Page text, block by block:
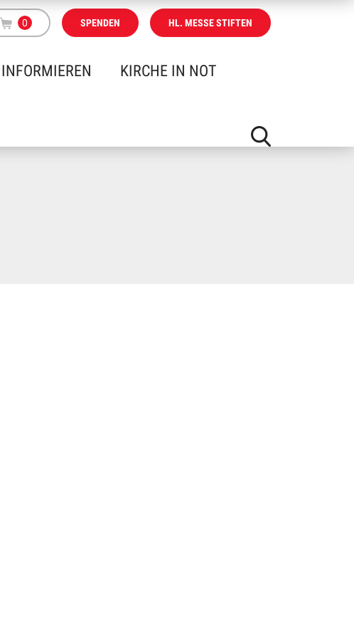
0 SPENDEN HL. MESSE STIFTEN
INFORMIEREN KIRCHE IN NOT